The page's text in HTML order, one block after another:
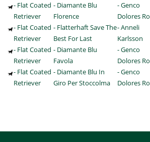
- Flat Coated
Retriever
- Diamante Blu
Florence
- Genco
Dolores
- Flat Coated
Retriever
- Flatterhaft Save The
Best For Last
- Anneli
Karlsson
- Flat Coated
Retriever
- Diamante Blu
Favola
- Genco
Dolores
- Flat Coated
Retriever
- Diamante Blu In
Giro Per Stoccolma
- Genco
Dolores